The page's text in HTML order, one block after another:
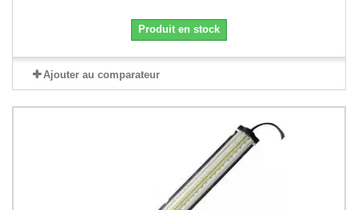
Produit en stock
Ajouter au comparateur